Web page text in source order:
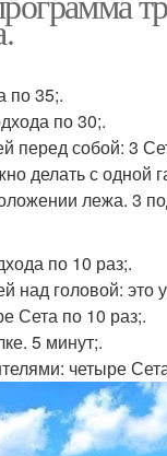
по 35;.
по 30;.
перед собой: 3
делать с одной
лежа. 3
по 10 раз;.
над головой: это
Сета по 10 раз;.
5 минут;.
четыре